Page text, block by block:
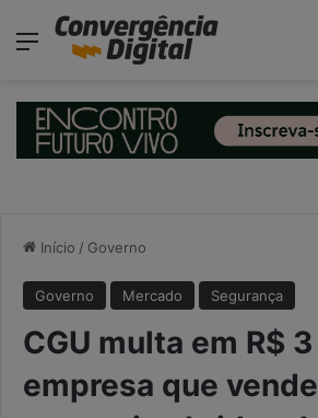
Menu
Início / Governo
Governo Mercado Segurança
CGU multa em R$
empresa que